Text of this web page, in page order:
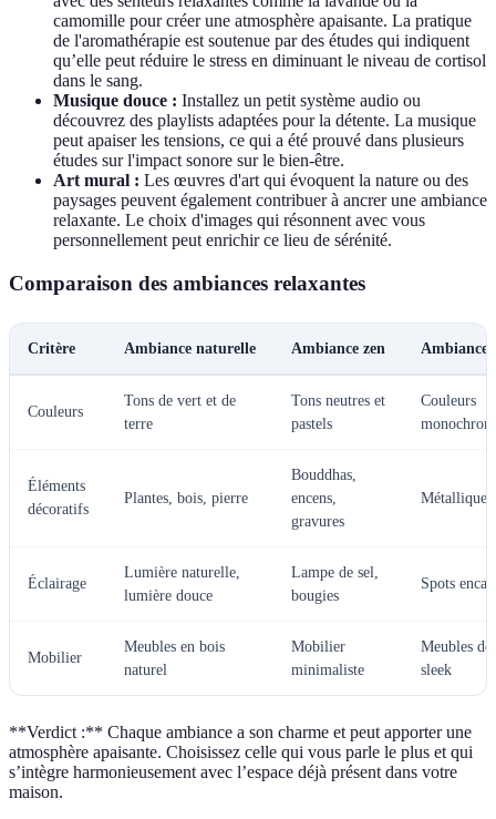
camomille pour créer une atmosphère apaisante. La pratique
de l'aromathérapie est soutenue par des études qui indiquent
qu’elle peut réduire le stress en diminuant le niveau de cortisol
dans le sang.
Musique douce : Installez un petit système audio ou
découvrez des playlists adaptées pour la détente. La musique
peut apaiser les tensions, ce qui a été prouvé dans plusieurs
études sur l'impact sonore sur le bien-être.
Art mural : Les œuvres d'art qui évoquent la nature ou des
paysages peuvent également contribuer à ancrer une ambiance
relaxante. Le choix d'images qui résonnent avec vous
personnellement peut enrichir ce lieu de sérénité.
Comparaison des ambiances relaxantes
Critère Ambiance naturelle Ambiance zen Ambiance
Couleurs
Tons de vert et de
terre
Tons neutres et
pastels
Couleurs
Éléments
décoratifs
Plantes, bois, pierre
Bouddhas,
encens,
gravures
Métallique
Éclairage
Lumière naturelle,
lumière douce
Lampe de sel,
bougies
Spots
Mobilier
Meubles en bois
naturel
Mobilier
minimaliste
Meubles
sleek
**Verdict :** Chaque ambiance a son charme et peut apporter une
atmosphère apaisante. Choisissez celle qui vous parle le plus et qui
s’intègre harmonieusement avec l’espace déjà présent dans votre
maison.